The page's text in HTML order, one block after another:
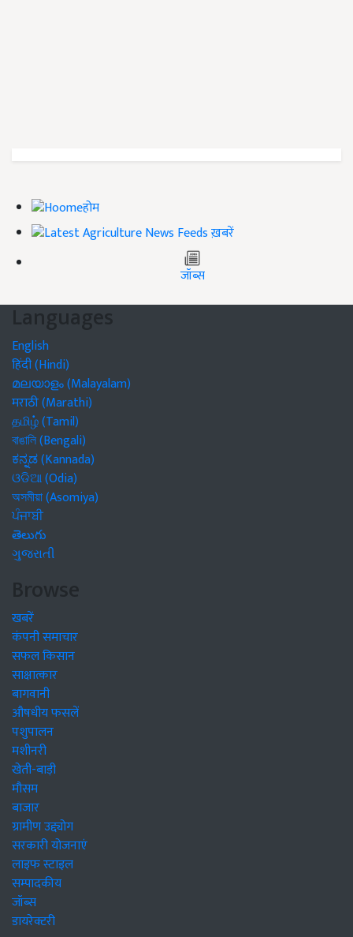
होम
ख़बरें
जॉब्स
Languages
English
हिंदी (Hindi)
മലയാളം (Malayalam)
मराठी (Marathi)
தமிழ் (Tamil)
বাঙালি (Bengali)
ಕನ್ನಡ (Kannada)
ଓଡିଆ (Odia)
অসমীয়া (Asomiya)
ਪੰਜਾਬੀ
తెలుగు
ગુજરાતી
Browse
खबरें
कंपनी समाचार
सफल किसान
साक्षात्कार
बागवानी
औषधीय फसलें
पशुपालन
मशीनरी
खेती-बाड़ी
मौसम
बाजार
ग्रामीण उद्द्योग
सरकारी योजनाएं
लाइफ स्टाइल
सम्पादकीय
जॉब्स
डायरेक्टरी